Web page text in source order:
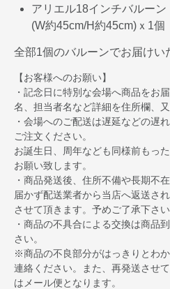
アリエル18インチバルーン
(W約45cm/H約45cm)ｘ1個
全部1個のバルーンでお届けい
【お客様へのお願い】
・記念日に特別な会場へ商品をお
名、担当者名など詳細を住所欄、
・会場へのご配送は遅延などの遅
ご注文ください。
お誕生日、周年なども同様前もっ
お願い致します。
・商品発送後、住所不備や長期不
届かず配送業者から当店へ返送さ
させて頂きます。予めご了承下さい
・商品の不具合による交換は商品
さい。
※商品の不良部分がはっきりとわ
連絡ください。また、再発送させ
はメール便となります。